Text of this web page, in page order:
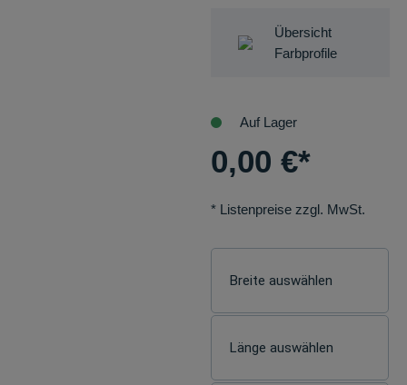
Übersicht
Farbprofile
Auf Lager
0,00€*
* Listenpreise zzgl. MwSt.